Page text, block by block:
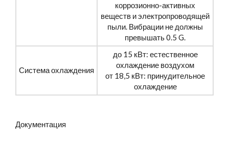
коррозионно-активных
веществ и электропроводящей
пыли. Вибрации не должны
превышать 0.5 G.
Система охлаждения
до 15 кВт: естественное
охлаждение воздухом
от 18,5 кВт: принудительное
охлаждение
Документация